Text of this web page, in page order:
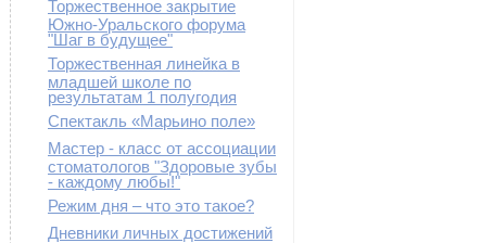
Торжественное закрытие
Южно-Уральского форума
"Шаг в будущее"
Торжественная линейка в
младшей школе по
результатам 1 полугодия
Спектакль «Марьино поле»
Мастер - класс от ассоциации
стоматологов "Здоровые зубы
- каждому любы!"
Режим дня – что это такое?
Дневники личных достижений